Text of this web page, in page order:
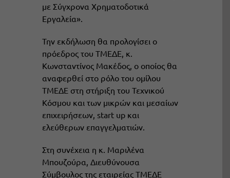
με Σύγχρονα Χρηματοδοτικά
Εργαλεία».
Την εκδήλωση θα προλογίσει ο
πρόεδρος του ΤΜΕΔΕ, κ.
Κωνσταντίνος Μακέδος, ο οποίος θα
αναφερθεί στο ρόλο του ομίλου
ΤΜΕΔΕ στη στήριξη του Τεχνικού
Κόσμου και των μικρών και μεσαίων
επιχειρήσεων, start up και
ελεύθερων επαγγελματιών.
Στη συνέχεια η κ. Μαριλένα
Μπουζούρα, Διευθύνουσα
Σύμβουλος της εταιρείας ΤΜΕΔΕ